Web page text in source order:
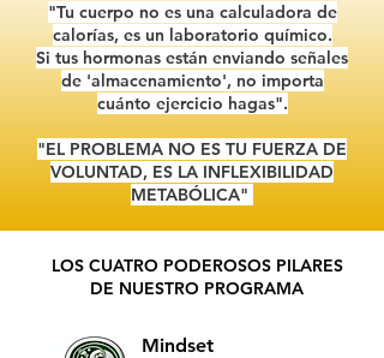
"Tu cuerpo no es una calculadora de
calorías, es un laboratorio químico.
Si tus hormonas están enviando señales
de 'almacenamiento', no importa
cuánto ejercicio hagas".
"EL PROBLEMA NO ES TU FUERZA DE
VOLUNTAD, ES LA INFLEXIBILIDAD
METABÓLICA"
LOS CUATRO PODEROSOS PILARES
DE NUESTRO PROGRAMA
Mindset